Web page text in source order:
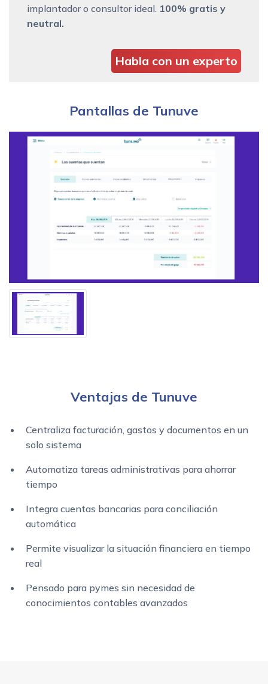
implantador o consultor ideal. 100% gratis y
neutral.
Habla con un experto
Pantallas de Tunuve
Ventajas de Tunuve
Centraliza facturación, gastos y documentos en un
solo sistema
Automatiza tareas administrativas para ahorrar
tiempo
Integra cuentas bancarias para conciliación
automática
Permite visualizar la situación financiera en tiempo
real
Pensado para pymes sin necesidad de
conocimientos contables avanzados